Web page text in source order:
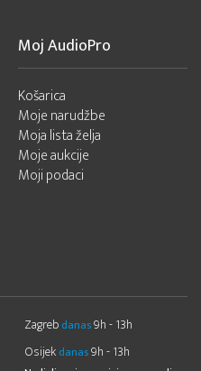
Moj AudioPro
Košarica
Moje narudžbe
Moja lista želja
Moje aukcije
Moji podaci
Zagreb danas9h - 13h
Osijek danas9h - 13h